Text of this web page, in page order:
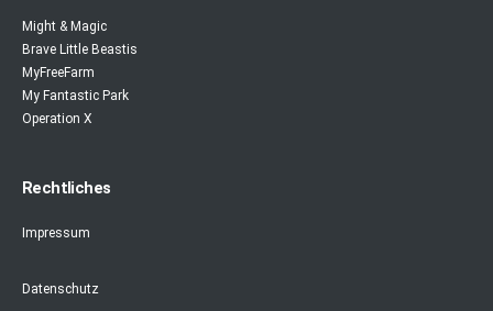
Might & Magic
Brave Little Beastis
MyFreeFarm
My Fantastic Park
Operation X
Rechtliches
Impressum
Datenschutz